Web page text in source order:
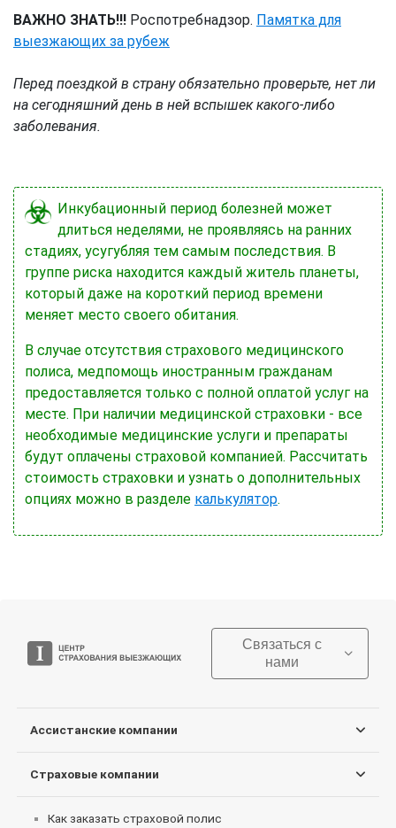
ВАЖНО ЗНАТЬ!!! Роспотребнадзор. Памятка для
выезжающих за рубеж
Перед поездкой в страну обязательно проверьте, нет ли
на сегодняшний день в ней вспышек какого-либо
заболевания.
Инкубационный период болезней может
длиться неделями, не проявляясь на ранних
стадиях, усугубляя тем самым последствия. В
группе риска находится каждый житель планеты,
который даже на короткий период времени
меняет место своего обитания.
В случае отсутствия страхового медицинского
полиса, медпомощь иностранным гражданам
предоставляется только с полной оплатой услуг на
месте. При наличии медицинской страховки - все
необходимые медицинские услуги и препараты
будут оплачены страховой компанией. Рассчитать
стоимость страховки и узнать о дополнительных
опциях можно в разделе калькулятор.
Связаться с
нами
Ассистанские компании
Страховые компании
Как заказать страховой полис